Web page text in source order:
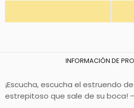
INFORMACIÓN DE
¡Escucha, escucha el estruendo
estrepitoso que sale de su boca!